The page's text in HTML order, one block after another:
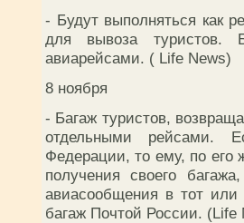
- Будут выполняться как
для вывоза туристов.
авиарейсами. ( Life News)
8 ноября
- Багаж туристов,
отдельными рейсами.
Федерации, то ему, по
получения своего
авиасообщения в тот
багаж Почтой России. (Life